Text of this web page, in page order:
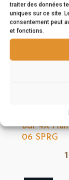
traiter des données
uniques sur ce site.
consentement peut
et fonctions.
Carabine
Bar 4X
06 SPRG